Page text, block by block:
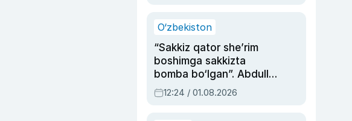
O‘zbekiston
“Sakkiz qator she’rim
boshimga sakkizta
bomba bo‘lgan”. Abdulla
Oripovni siyosiy
ayblovlardan asrab
12:24 / 01.08.2026